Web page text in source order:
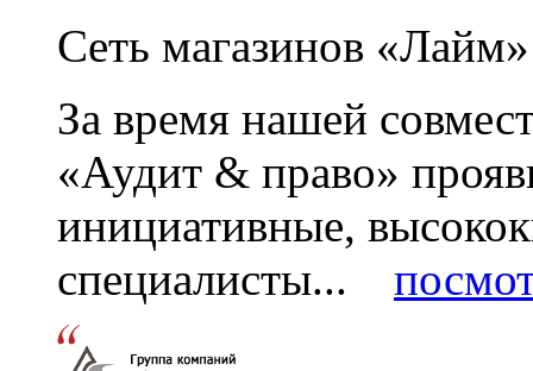
Сеть магазинов «Лайм»
За время нашей
«Аудит & право»
инициативные,
специалисты...